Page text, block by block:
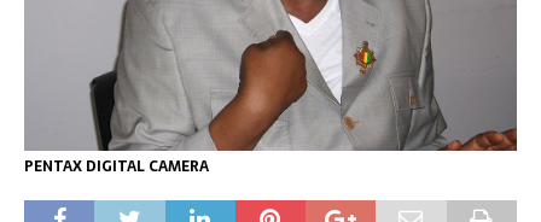
PENTAX DIGITAL CAMERA